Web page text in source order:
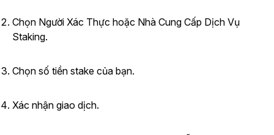
Chọn Người Xác Thực hoặc Nhà Cung Cấp Dịch Vụ
Staking.
Chọn số tiền stake của bạn.
Xác nhận giao dịch.